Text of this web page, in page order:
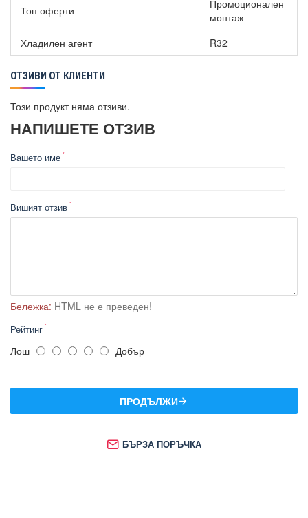
Топ оферти
Промоционален
монтаж
Хладилен агент
R32
ОТЗИВИ ОТ КЛИЕНТИ
Този продукт няма отзиви.
НАПИШЕТЕ ОТЗИВ
Вашето име
Вишият отзив
Бележка: HTML не е преведен!
Рейтинг
Лош Добър
ПРОДЪЛЖИ
БЪРЗА ПОРЪЧКА